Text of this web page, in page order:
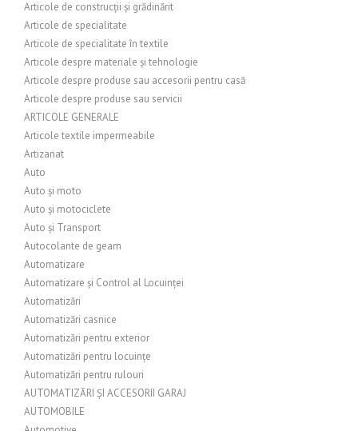
Articole de construcții și grădinărit
Articole de specialitate
Articole de specialitate în textile
Articole despre materiale și tehnologie
Articole despre produse sau accesorii pentru casă
Articole despre produse sau servicii
ARTICOLE GENERALE
Articole textile impermeabile
Artizanat
Auto
Auto și moto
Auto și motociclete
Auto și Transport
Autocolante de geam
Automatizare
Automatizare și Control al Locuinței
Automatizări
Automatizări casnice
Automatizări pentru exterior
Automatizări pentru locuințe
Automatizări pentru rulouri
AUTOMATIZĂRI ȘI ACCESORII GARAJ
AUTOMOBILE